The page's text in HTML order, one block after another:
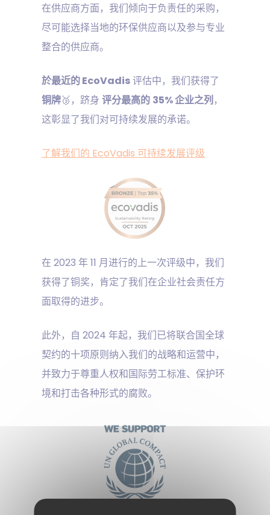
在供应商方面，我们倾向于负责任的采购，
尽可能选择当地的环保供应商以及参与专业
整合的供应商。
於最近的 EcoVadis评估中，我们获得了
铜牌🥉，跻身 评分最高的 35% 企业之列 ，
这彰显了我们对可持续发展的承诺。
了解我们的 EcoVadis 可持续发展评级
在 2023 年 11 月进行的上一次评级中，我们
获得了铜奖，肯定了我们在企业社会责任方
面取得的进步。
此外，自 2024 年起，我们已将联合国全球
契约的十项原则纳入我们的战略和运营中，
并致力于尊重人权和国际劳工标准、保护环
境和打击各种形式的腐败。